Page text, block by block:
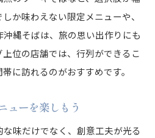
か味わえない限定メニューや、
縄そばは、旅の思い出作りにも
位の店舗では、行列ができるこ
に訪れるのがおすすめです。
ューを楽しもう
味だけでなく、創意工夫が光る